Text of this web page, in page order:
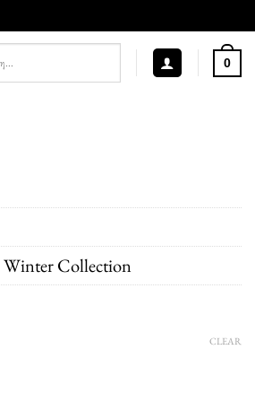
0
Winter Collection
CLEAR